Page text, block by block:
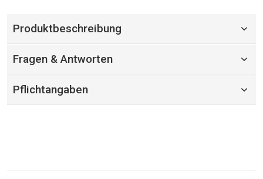
Produktbeschreibung
Fragen & Antworten
Pflichtangaben